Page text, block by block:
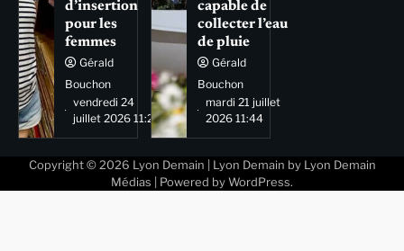
d’insertion
pour les
femmes
Gérald
Bouchon
vendredi 24
juillet 2026 11:29
capable de
collecter l’eau
de pluie
Gérald
Bouchon
mardi 21 juillet
2026 11:44
Copyright © 2026 Lyon Demain | Lyon Demain by Lyon Demain
Médias | Powered by WordPress.